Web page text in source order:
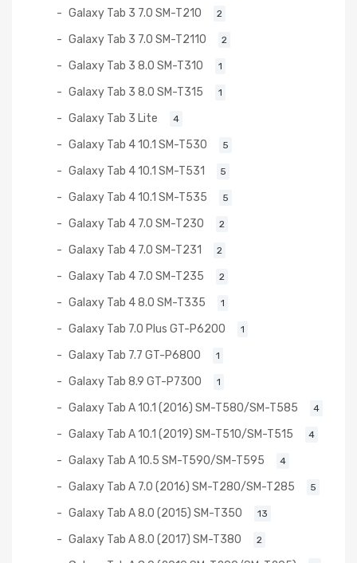
Galaxy Tab 3 7.0 SM-T210 2
Galaxy Tab 3 7.0 SM-T2110 2
Galaxy Tab 3 8.0 SM-T310 1
Galaxy Tab 3 8.0 SM-T315 1
Galaxy Tab 3 Lite 4
Galaxy Tab 4 10.1 SM-T530 5
Galaxy Tab 4 10.1 SM-T531 5
Galaxy Tab 4 10.1 SM-T535 5
Galaxy Tab 4 7.0 SM-T230 2
Galaxy Tab 4 7.0 SM-T231 2
Galaxy Tab 4 7.0 SM-T235 2
Galaxy Tab 4 8.0 SM-T335 1
Galaxy Tab 7.0 Plus GT-P6200 1
Galaxy Tab 7.7 GT-P6800 1
Galaxy Tab 8.9 GT-P7300 1
Galaxy Tab A 10.1 (2016) SM-T580/SM-T585 4
Galaxy Tab A 10.1 (2019) SM-T510/SM-T515 4
Galaxy Tab A 10.5 SM-T590/SM-T595 4
Galaxy Tab A 7.0 (2016) SM-T280/SM-T285 5
Galaxy Tab A 8.0 (2015) SM-T350 13
Galaxy Tab A 8.0 (2017) SM-T380 2